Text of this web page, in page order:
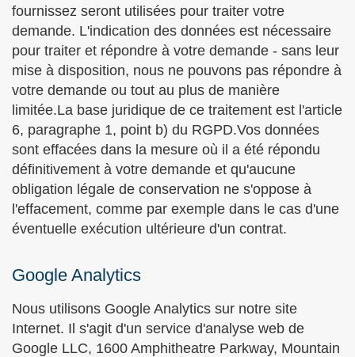
fournissez seront utilisées pour traiter votre
demande. L'indication des données est nécessaire
pour traiter et répondre à votre demande - sans leur
mise à disposition, nous ne pouvons pas répondre à
votre demande ou tout au plus de manière
limitée.La base juridique de ce traitement est l'article
6, paragraphe 1, point b) du RGPD.Vos données
sont effacées dans la mesure où il a été répondu
définitivement à votre demande et qu'aucune
obligation légale de conservation ne s'oppose à
l'effacement, comme par exemple dans le cas d'une
éventuelle exécution ultérieure d'un contrat.
Google Analytics
Nous utilisons Google Analytics sur notre site
Internet. Il s'agit d'un service d'analyse web de
Google LLC, 1600 Amphitheatre Parkway, Mountain